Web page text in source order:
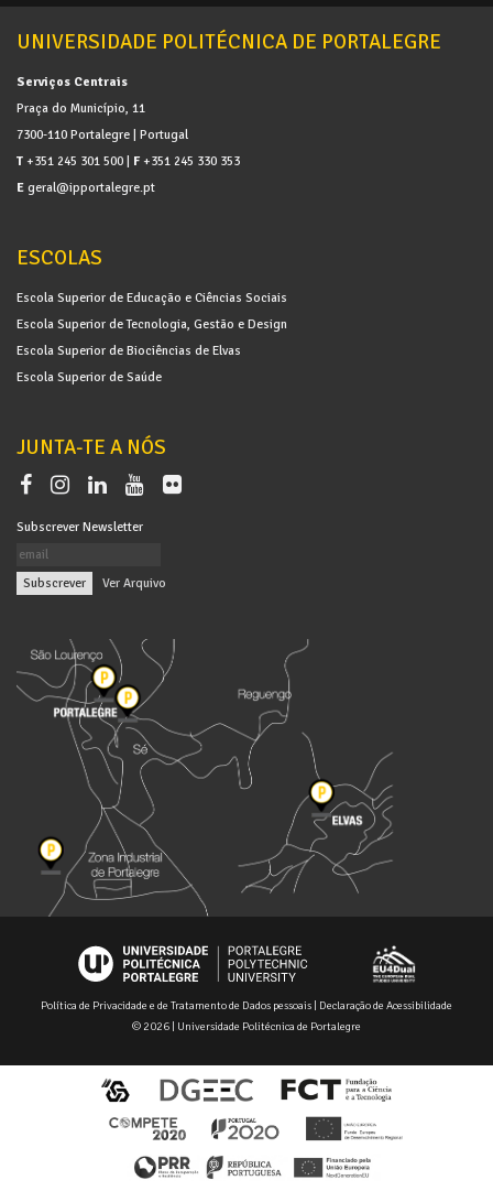
UNIVERSIDADE POLITÉCNICA DE PORTALEGRE
Serviços Centrais
Praça do Município, 11
7300-110 Portalegre | Portugal
T +351 245 301 500 | F +351 245 330 353
E geral@ipportalegre.pt
ESCOLAS
Escola Superior de Educação e Ciências Sociais
Escola Superior de Tecnologia, Gestão e Design
Escola Superior de Biociências de Elvas
Escola Superior de Saúde
JUNTA-TE A NÓS
Subscrever Newsletter
Ver Arquivo
Política de Privacidade e de Tratamento de Dados pessoais | Declaração de Acessibilidade
© 2026 | Universidade Politécnica de Portalegre